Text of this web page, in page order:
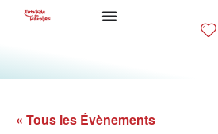
« Tous les Évènements